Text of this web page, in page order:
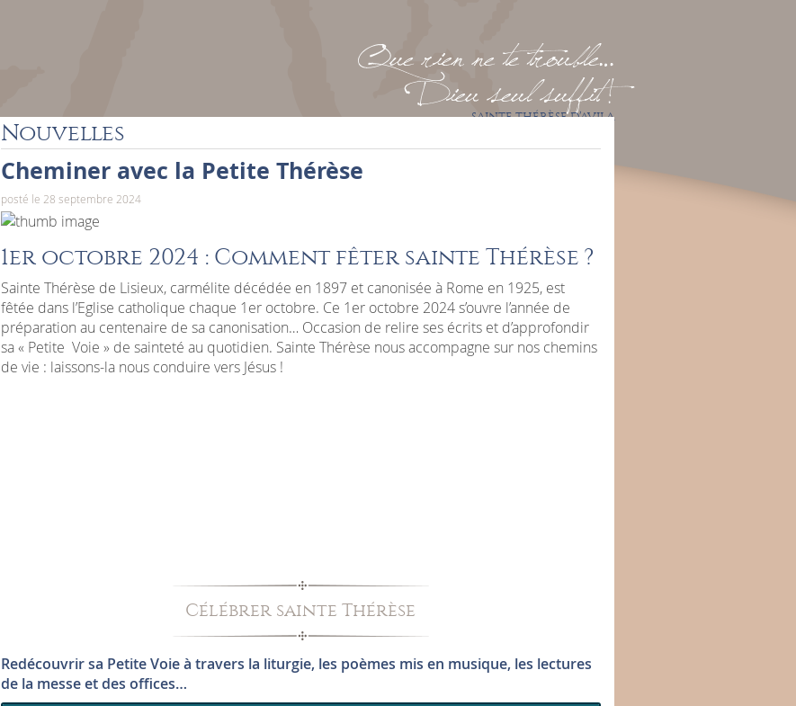
Que rien ne te trouble…
Dieu seul suffit !
SAINTE THÉRÈSE D’AVILA
Nouvelles
Cheminer avec la Petite Thérèse
posté le 28 septembre 2024
1er octobre 2024 : Comment fêter sainte Thérèse ?
Sainte Thérèse de Lisieux, carmélite décédée en 1897 et canonisée à Rome en 1925, est
fêtée dans l’Eglise catholique chaque 1er octobre. Ce 1er octobre 2024 s’ouvre l’année de
préparation au centenaire de sa canonisation… Occasion de relire ses écrits et d’approfondir
sa « Petite Voie » de sainteté au quotidien. Sainte Thérèse nous accompagne sur nos chemins
de vie : laissons-la nous conduire vers Jésus !
Célébrer sainte Thérèse
Redécouvrir sa Petite Voie à travers la liturgie, les poèmes mis en musique, les lectures
de la messe et des offices…